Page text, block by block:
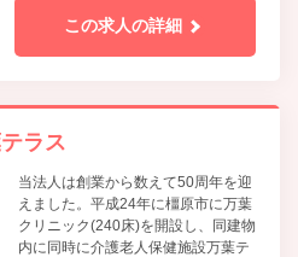
この求人の詳細
ラス
当法人は創業から数えて50周年を迎
えました。平成24年に橿原市に万葉
クリニック(240床)を開設し、同建物
内に同時に介護老人保健施設万葉テ